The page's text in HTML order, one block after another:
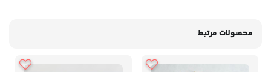
محصولات مرتبط